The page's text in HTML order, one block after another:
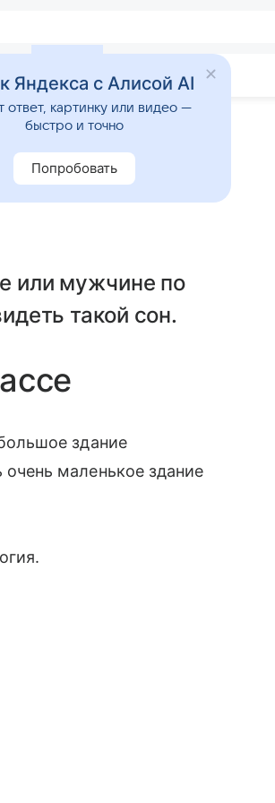
Приметы
или мужчине по
такой сон.
здание
маленькое здание
Яндекса с Алисой AI
ответ, картинку или видео —
быстро и точно
Попробовать